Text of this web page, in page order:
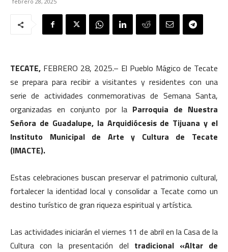
TECATE, FEBRERO 28, 2025.– El Pueblo Mágico de Tecate
se prepara para recibir a visitantes y residentes con una
serie de actividades conmemorativas de Semana Santa,
organizadas en conjunto por la Parroquia de Nuestra
Señora de Guadalupe, la Arquidiócesis de Tijuana y el
Instituto Municipal de Arte y Cultura de Tecate
(IMACTE).
Estas celebraciones buscan preservar el patrimonio cultural,
fortalecer la identidad local y consolidar a Tecate como un
destino turístico de gran riqueza espiritual y artística.
Las actividades iniciarán el viernes 11 de abril en la Casa de la
Cultura con la presentación del tradicional «Altar de